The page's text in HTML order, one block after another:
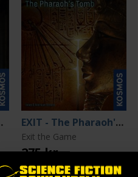
EXIT - The Pharaoh's Tomb
Exit the Game
275 kr